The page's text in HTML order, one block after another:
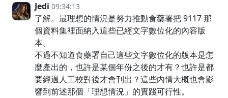
Jedi 09:34:13
了解。最理想的情況是努力推動食藥署把 9117 那
個資料集裡面納入這些已經文字數位化的內容版
本。
不過不知道食藥署自己這些文字數位化的版本是怎
麼產出的，也許是某個年份之後的才有？也許是都
要經過人工校對後才會刊出？這些內情大概也會影
響到前述那個「理想情況」的實踐可行性。